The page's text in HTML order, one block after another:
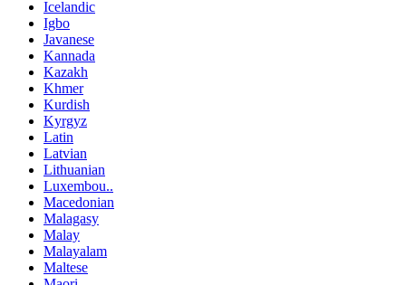
Icelandic
Igbo
Javanese
Kannada
Kazakh
Khmer
Kurdish
Kyrgyz
Latin
Latvian
Lithuanian
Luxembou..
Macedonian
Malagasy
Malay
Malayalam
Maltese